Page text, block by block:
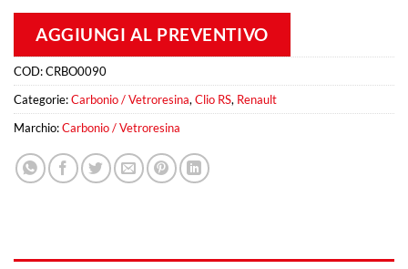
AGGIUNGI AL PREVENTIVO
COD:CRBO0090
Categorie:Carbonio / Vetroresina, Clio RS, Renault
Marchio:Carbonio / Vetroresina